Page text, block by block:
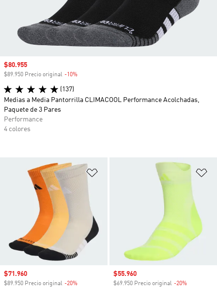
Añadir a la lista de deseos
Precio de venta
$71.960
$89.950 Precio original -20%
Precio de venta
$55.960
$69.950 Precio original -20%
Precio de venta
$80.955
$89.950 Precio original -10%
(137)
Medias a Media Pantorrilla CLIMACOOL Performance Acolchadas,
Paquete de 3 Pares
Performance
4 colores